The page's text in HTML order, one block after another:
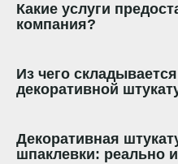
Какие услуги
компания?
Из чего
декоративной
Декоративная
шпаклевки: реально